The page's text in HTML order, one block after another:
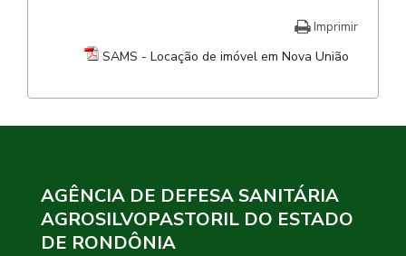
Imprimir
SAMS - Locação de imóvel em Nova União
AGÊNCIA DE DEFESA SANITÁRIA
AGROSILVOPASTORIL DO ESTADO
DE RONDÔNIA